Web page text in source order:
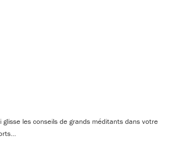
les conseils de grands méditants dans votre